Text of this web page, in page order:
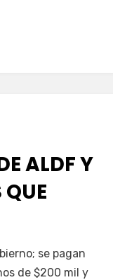
ALDF Y
se pagan
de $200 mil y